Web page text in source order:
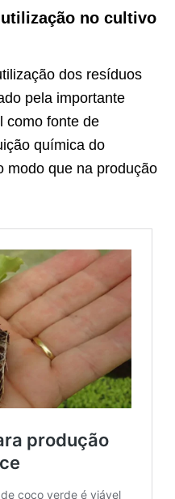
no cultivo
dos resíduos
pela importante
como fonte de
química do
modo que na produção